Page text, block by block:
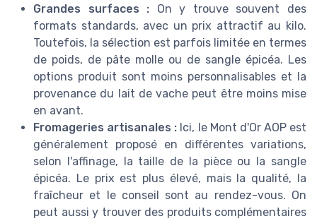
Grandes surfaces : On y trouve souvent des
formats standards, avec un prix attractif au kilo.
Toutefois, la sélection est parfois limitée en termes
de poids, de pâte molle ou de sangle épicéa. Les
options produit sont moins personnalisables et la
provenance du lait de vache peut être moins mise
en avant.
Fromageries artisanales : Ici, le Mont d'Or AOP est
généralement proposé en différentes variations,
selon l'affinage, la taille de la pièce ou la sangle
épicéa. Le prix est plus élevé, mais la qualité, la
fraîcheur et le conseil sont au rendez-vous. On
peut aussi y trouver des produits complémentaires